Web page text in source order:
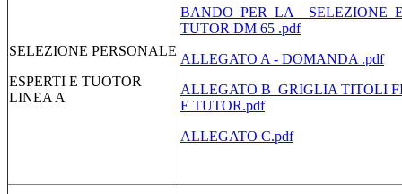
SELEZIONE PERSONALE
ESPERTI E TUOTOR
LINEA A
TUTOR DM 65 .pdf
ALLEGATO A - DOMANDA .pdf
ALLEGATO B_GRIGLIA TITOLI
E TUTOR.pdf
ALLEGATO C.pdf